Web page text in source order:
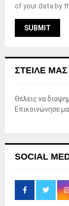
of your data by
ΣΤΕΊΛΕ
Θέλεις να
Επικοινώνησε
SOCIAL